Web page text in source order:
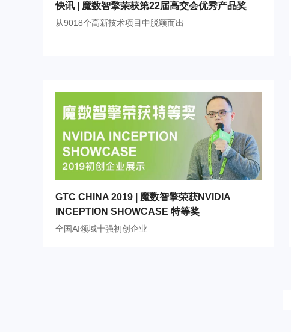
快讯 | 魔数智擎荣获第22届高交会优秀产品奖
从9018个高新技术项目中脱颖而出
GTC CHINA 2019 | 魔数智擎荣获NVIDIA
INCEPTION SHOWCASE 特等奖
全国AI领域十强初创企业